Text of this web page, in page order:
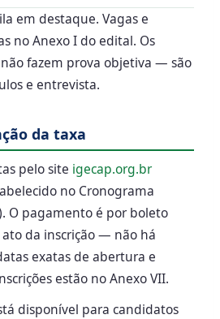
em destaque. Vagas e
no Anexo I do edital. Os
fazem prova objetiva — são
e entrevista.
da taxa
pelo site igecap.org.br
no Cronograma
O pagamento é por boleto
da inscrição — não há
exatas de abertura e
estão no Anexo VII.
disponível para candidatos